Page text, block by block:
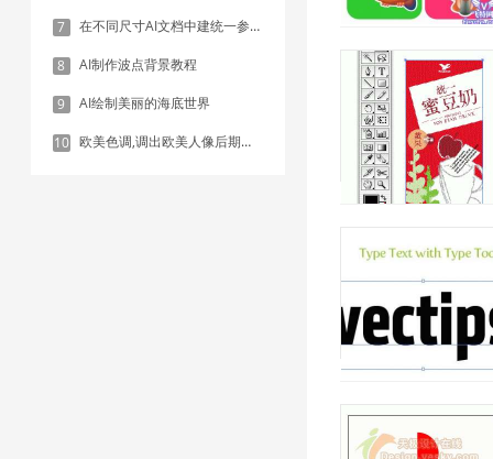
7 在不同尺寸AI文档中建统一参考线 - 方法1：对齐和分布
8 AI制作波点背景教程
9 AI绘制美丽的海底世界
10 欧美色调,调出欧美人像后期色调实例